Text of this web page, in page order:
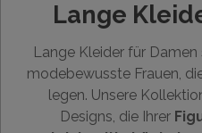
Lange
Lange Kleider für
modebewusste Frauen,
legen. Unsere
Designs, die Ihrer